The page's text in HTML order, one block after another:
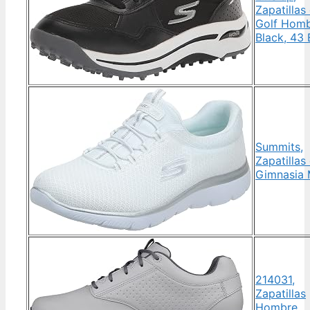
Zapatillas
Golf
Black, 43
Summits,
Zapatillas
Gimnasia
214031,
Zapatillas
Hombre